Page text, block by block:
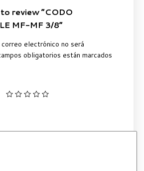
review “CODO
MF-MF 3/8”
electrónico no será
obligatorios están marcados